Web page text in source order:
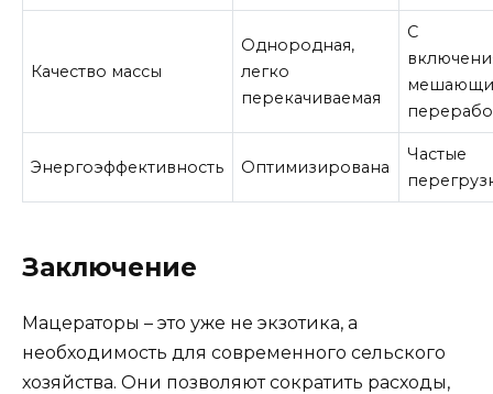
Качество массы
Однородная,
легко
перекачиваемая
С
Энергоэффективность Оптимизирована
Частые
Заключение
Мацераторы – это уже не экзотика, а
необходимость для современного сельского
хозяйства. Они позволяют сократить расходы,